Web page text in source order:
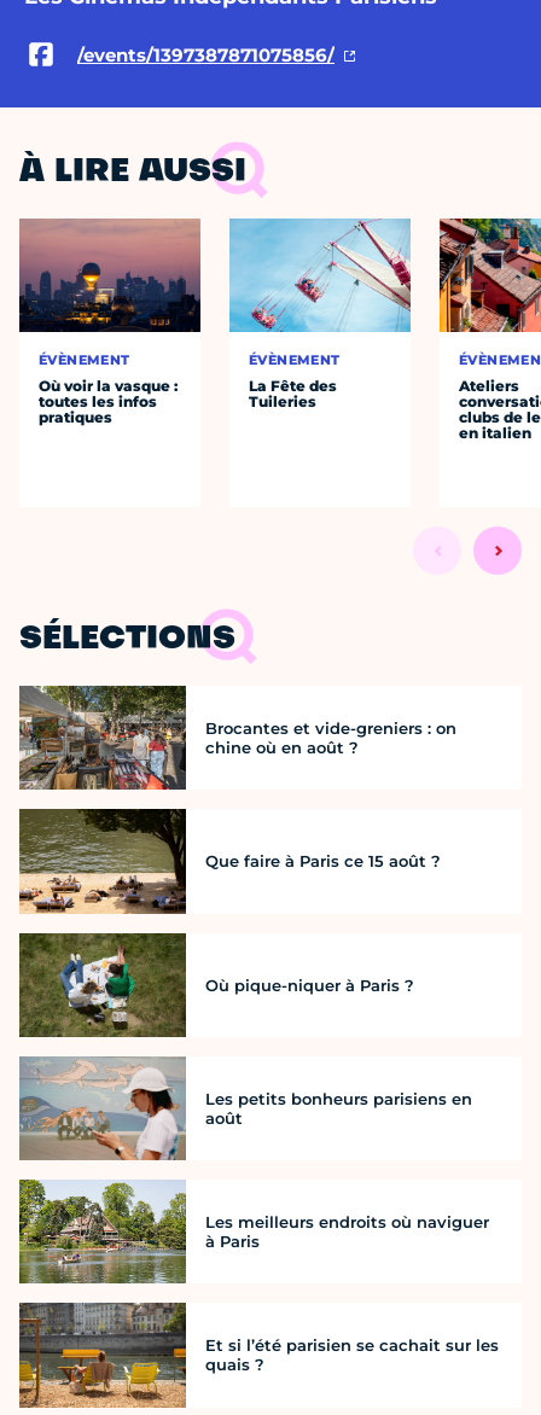
/events/1397387871075856/
À LIRE AUSSI
ÉVÈNEMENT
Où voir la vasque :
toutes les infos
pratiques
ÉVÈNEMENT
La Fête des
Tuileries
Ateliers
clubs de
en italien
SÉLECTIONS
Brocantes et vide-greniers : on
chine où en août ?
Que faire à Paris ce 15 août ?
Où pique-niquer à Paris ?
Les petits bonheurs parisiens en
août
Les meilleurs endroits où naviguer
à Paris
Et si l’été parisien se cachait sur les
quais ?